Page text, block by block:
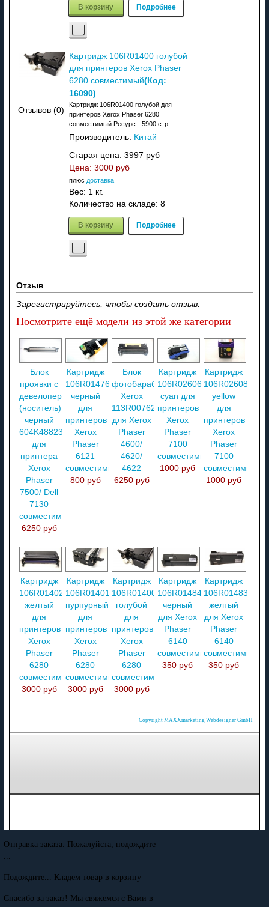
В корзину Подробнее
Отзывов (0)
Картридж 106R01400 голубой
для принтеров Xerox Phaser
6280 совместимый(Код:
16090)
Картридж 106R01400 голубой для
принтеров Xerox Phaser 6280
совместимый Ресурс - 5900 стр.
Производитель: Китай
Старая цена:3997 руб
Цена: 3000 руб
плюс доставка
Вес: 1 кг.
Количество на складе: 8
В корзину Подробнее
Отзыв
Зарегистрируйтесь, чтобы создать отзыв.
Посмотрите ещё модели из этой же категории
Блок
проявки с
девелопером
(носитель)
черный
604K48823
для
принтера
Xerox
Phaser
7500/ Dell
7130
совместимый
6250 руб
Картридж
106R01476
черный
для
принтеров
Xerox
Phaser
6121
совместимый
800 руб
Блок
фотобарабана
Xerox
113R00762
для Xerox
Phaser
4600/
4620/
4622
6250 руб
Картридж
106R02606
cyan для
принтеров
Xerox
Phaser
7100
совместимый
1000 руб
Картридж
106R02608
yellow
для
принтеров
Xerox
Phaser
7100
совместимый
1000 руб
Картридж
106R01402
желтый
для
принтеров
Xerox
Phaser
6280
совместимый
3000 руб
Картридж
106R01401
пурпурный
для
принтеров
Xerox
Phaser
6280
совместимый
3000 руб
Картридж
106R01400
голубой
для
принтеров
Xerox
Phaser
6280
совместимый
3000 руб
Картридж
106R01484
черный
для Xerox
Phaser
6140
совместимый
350 руб
Картридж
106R01483
желтый
для Xerox
Phaser
6140
совместимый
350 руб
Copyright MAXXmarketing Webdesigner GmbH
Отправка заказа. Пожалуйста, подождите
...
Подождите... Кладем товар в корзину
Спасибо за заказ! Мы свяжемся с Вами в